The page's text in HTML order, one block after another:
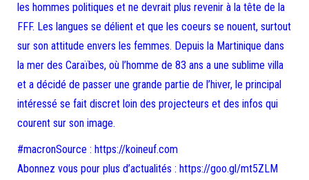
les hommes politiques et ne devrait plus revenir à la tête de la
FFF. Les langues se délient et que les coeurs se nouent, surtout
sur son attitude envers les femmes. Depuis la Martinique dans
la mer des Caraïbes, où l’homme de 83 ans a une sublime villa
et a décidé de passer une grande partie de l’hiver, le principal
intéressé se fait discret loin des projecteurs et des infos qui
courent sur son image.
#macronSource : https://koineuf.com
Abonnez vous pour plus d’actualités : https://goo.gl/mt5ZLM